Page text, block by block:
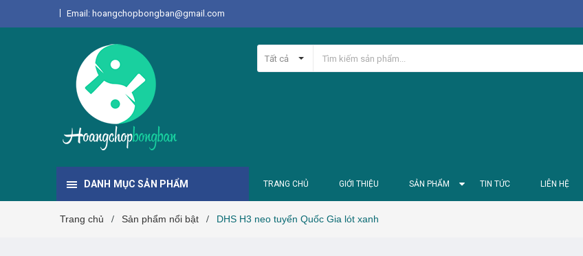
Email: hoangchopbongban@gmail.com
Tất cả
DANH MỤC SẢN PHẨM TRANG CHỦ GIỚI THIỆU SẢN PHẨM TIN TỨC LIÊN HỆ
Trang chủ / Sản phẩm nổi bật / DHS H3 neo tuyển Quốc Gia lót xanh